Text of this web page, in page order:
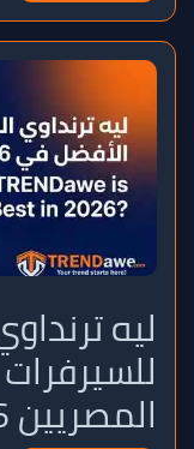
ليه
المصريين 2026؟